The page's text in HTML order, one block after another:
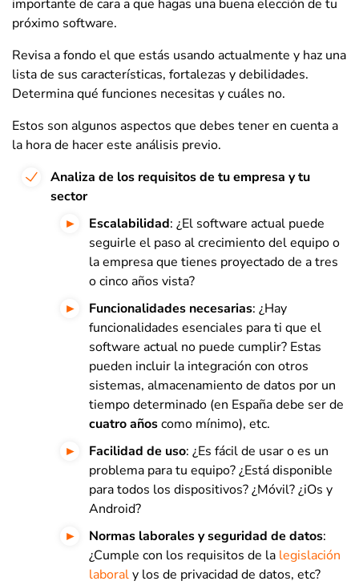
importante de cara a que hagas una buena elección de tu
próximo software.
Revisa a fondo el que estás usando actualmente y haz una
lista de sus características, fortalezas y debilidades.
Determina qué funciones necesitas y cuáles no.
Estos son algunos aspectos que debes tener en cuenta a
la hora de hacer este análisis previo.
Analiza de los requisitos de tu empresa y tu
sector
Escalabilidad: ¿El software actual puede
seguirle el paso al crecimiento del equipo o
la empresa que tienes proyectado de a tres
o cinco años vista?
Funcionalidades necesarias: ¿Hay
funcionalidades esenciales para ti que el
software actual no puede cumplir? Estas
pueden incluir la integración con otros
sistemas, almacenamiento de datos por un
tiempo determinado (en España debe ser de
cuatro añoscomo mínimo), etc.
Facilidad de uso: ¿Es fácil de usar o es un
problema para tu equipo? ¿Está disponible
para todos los dispositivos? ¿Móvil? ¿iOs y
Android?
Normas laborales y seguridad de datos:
¿Cumple con los requisitos de la legislación
laboraly los de privacidad de datos, etc?